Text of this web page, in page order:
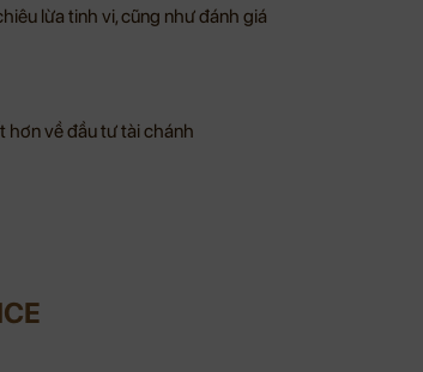
lừa tinh vi, cũng như đánh giá
hơn về đầu tư tài chánh